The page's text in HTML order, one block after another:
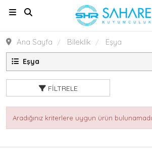
Ana Sayfa Bileklik Eşya
Eşya
FILTRELE
Aradığınız kriterlere uygun ürün bulunamadı